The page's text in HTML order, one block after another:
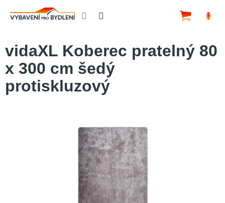
vidaXL Koberec pratelný 80
x 300 cm šedý
protiskluzový